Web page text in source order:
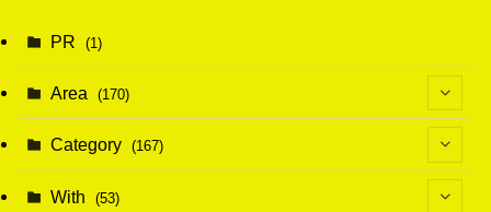
PR (1)
Area (170)
(1)
Category (167)
With (53)